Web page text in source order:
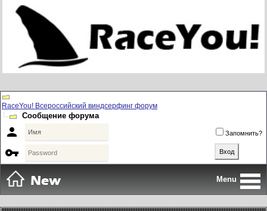
RaceYou! Всероссийский виндсерфинг форум
Сообщение форума
 Запомнить?

Menu